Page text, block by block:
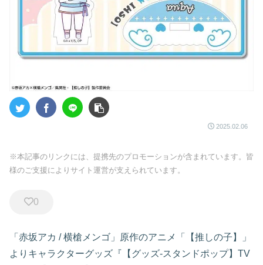
2025.02.06
※本記事のリンクには、提携先のプロモーションが含まれています。皆
様のご支援によりサイト運営が支えられています。
0
「赤坂アカ / 横槍メンゴ」原作のアニメ「【推しの子】」
よりキャラクターグッズ『【グッズ-スタンドポップ】TV